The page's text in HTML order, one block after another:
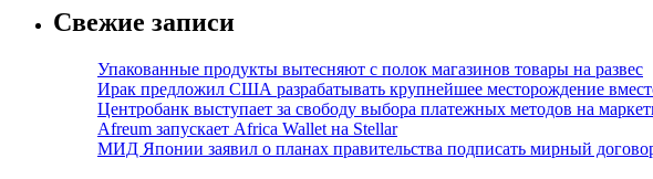
Свежие записи
Упакованные продукты вытесняют с полок магазинов товары на развес
Ирак предложил США разрабатывать крупнейшее месторождение
Центробанк выступает за свободу выбора платежных методов на
Afreum запускает Africa Wallet на Stellar
МИД Японии заявил о планах правительства подписать мирный